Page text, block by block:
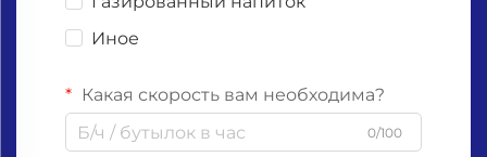
Иное
Какая скорость вам необходима?
0/100